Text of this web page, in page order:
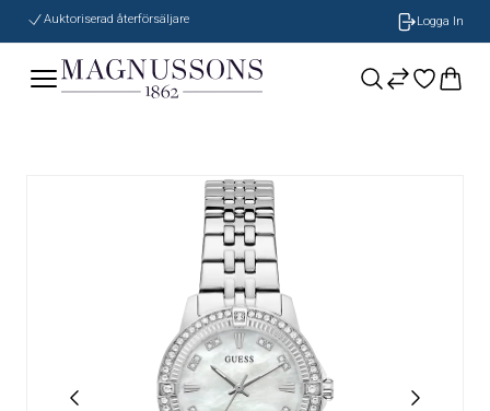
Auktoriserad återförsäljare Logga In